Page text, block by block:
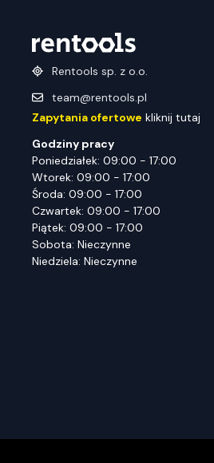
Rentools sp. z o.o.
team@rentools.pl
Zapytania ofertowe kliknij tutaj
Godziny pracy
Poniedziałek: 09:00 - 17:00
Wtorek: 09:00 - 17:00
Środa: 09:00 - 17:00
Czwartek: 09:00 - 17:00
Piątek: 09:00 - 17:00
Sobota: Nieczynne
Niedziela: Nieczynne